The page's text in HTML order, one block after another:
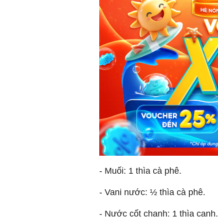
- Muối: 1 thìa cà phê.
- Vani nước: ½ thìa cà phê.
- Nước cốt chanh: 1 thìa canh.